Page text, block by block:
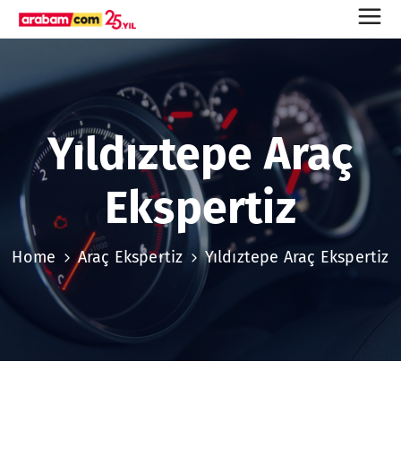
Yıldıztepe Araç
Ekspertiz
Home Araç Ekspertiz Yıldıztepe Araç Ekspertiz